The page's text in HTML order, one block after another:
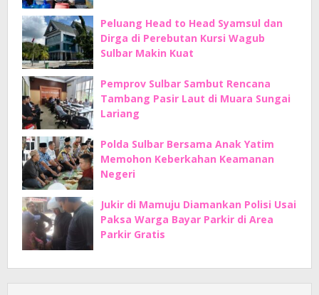
Peluang Head to Head Syamsul dan
Dirga di Perebutan Kursi Wagub
Sulbar Makin Kuat
Pemprov Sulbar Sambut Rencana
Tambang Pasir Laut di Muara Sungai
Lariang
Polda Sulbar Bersama Anak Yatim
Memohon Keberkahan Keamanan
Negeri
Jukir di Mamuju Diamankan Polisi Usai
Paksa Warga Bayar Parkir di Area
Parkir Gratis